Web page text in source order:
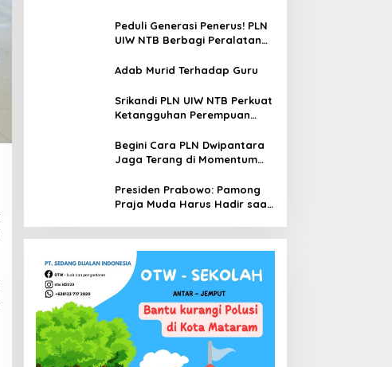
Tidore
Peduli Generasi Penerus! PLN
UIW NTB Berbagi Peralatan
Adab Murid Terhadap Guru
Srikandi PLN UIW NTB Perkuat
Ketangguhan Perempuan
Begini Cara PLN Dwipantara
Jaga Terang di Momentum
Presiden Prabowo: Pamong
Praja Muda Harus Hadir saat